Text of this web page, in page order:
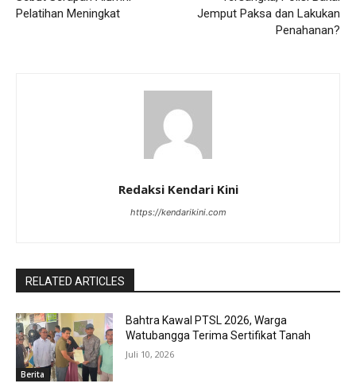
Pelatihan Meningkat
Jemput Paksa dan Lakukan
Penahanan?
Redaksi Kendari Kini
https://kendarikini.com
RELATED ARTICLES
Berita
Bahtra Kawal PTSL 2026, Warga
Watubangga Terima Sertifikat Tanah
Juli 10, 2026